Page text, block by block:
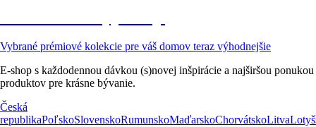
Vybrané prémiové kolekcie pre váš domov teraz výhodnejšie
E-shop s každodennou dávkou (s)novej inšpirácie a najširšou ponukou
produktov pre krásne bývanie.
Česká
republikaPoľskoSlovenskoRumunskoMaďarskoChorvátskoLitva